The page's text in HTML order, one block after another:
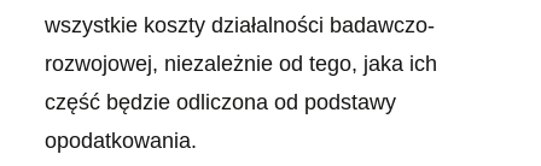
wszystkie koszty działalności badawczo-
rozwojowej, niezależnie od tego, jaka ich
część będzie odliczona od podstawy
opodatkowania.